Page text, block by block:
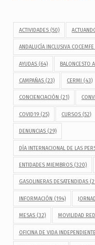
ACTIVIDADES(50)
ANDALUCÍA INCLUSIVA COCEMFE
AYUDAS(64) BALONCESTO
CAMPAÑAS(23) CERMI (43)
CONCIENCIACIÓN (21)
COVID19(25) CURSOS (52)
DENUNCIAS(29)
DÍA INTERNACIONAL DE LAS
ENTIDADES MIEMBROS(320)
GASOLINERAS DESATENDIDAS
INFORMACIÓN (194)
MESAS(32) MOVILIDAD
OFICINA DE VIDA INDEPENDIENTE